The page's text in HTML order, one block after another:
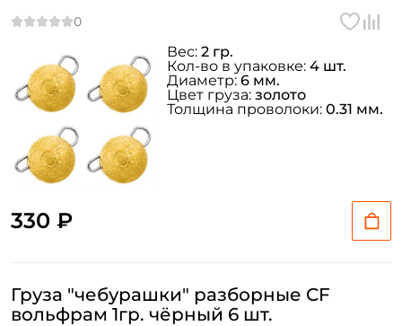
330 ₽
Вес: 2 гр.
Кол-во в упаковке: 4 шт.
Диаметр: 6 мм.
Цвет груза: золото
Толщина проволоки: 0.31 мм.
Груза "чебурашки" разборные CF
вольфрам 1гр. чёрный 6 шт.